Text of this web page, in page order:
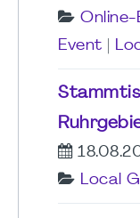
Online-
Event
Local